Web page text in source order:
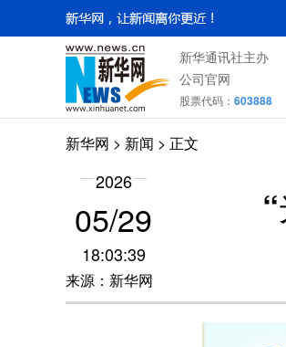
新华通讯社主办
公司官网
股票代码： 603888
新华网 > 新闻 > 正文
2026
05/29
18:03:39
来源：新华网